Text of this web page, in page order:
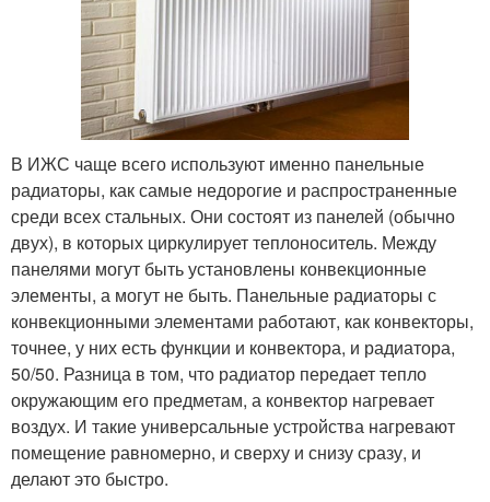
В ИЖС чаще всего используют именно панельные
радиаторы, как самые недорогие и распространенные
среди всех стальных. Они состоят из панелей (обычно
двух), в которых циркулирует теплоноситель. Между
панелями могут быть установлены конвекционные
элементы, а могут не быть. Панельные радиаторы с
конвекционными элементами работают, как конвекторы,
точнее, у них есть функции и конвектора, и радиатора,
50/50. Разница в том, что радиатор передает тепло
окружающим его предметам, а конвектор нагревает
воздух. И такие универсальные устройства нагревают
помещение равномерно, и сверху и снизу сразу, и
делают это быстро.